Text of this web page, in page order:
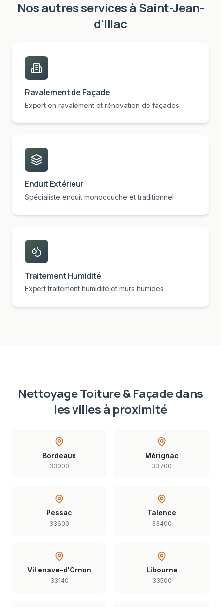
Nos autres services à Saint-Jean-
d'Illac
Ravalement de Façade
Expert en ravalement et rénovation de façades
Enduit Extérieur
Spécialiste enduit monocouche et traditionnel
Traitement Humidité
Expert traitement humidité et murs humides
Nettoyage Toiture & Façadedans
les villes à proximité
Bordeaux
33000
Mérignac
33700
Pessac
33600
Talence
33400
Villenave-d'Ornon
33140
Libourne
33500